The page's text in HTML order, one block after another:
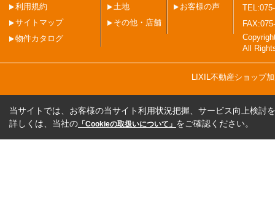
利用規約
サイトマップ
物件カタログ
土地
その他・店舗
お客様の声
All
LIXIL不動産ショップ
当サイトでは、お客様の当サイト利用状況把握、サービス向上検討
詳しくは、当社の 「Cookieの取扱いについて」 をご確認ください。